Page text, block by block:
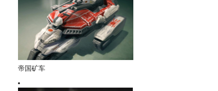
帝国矿车